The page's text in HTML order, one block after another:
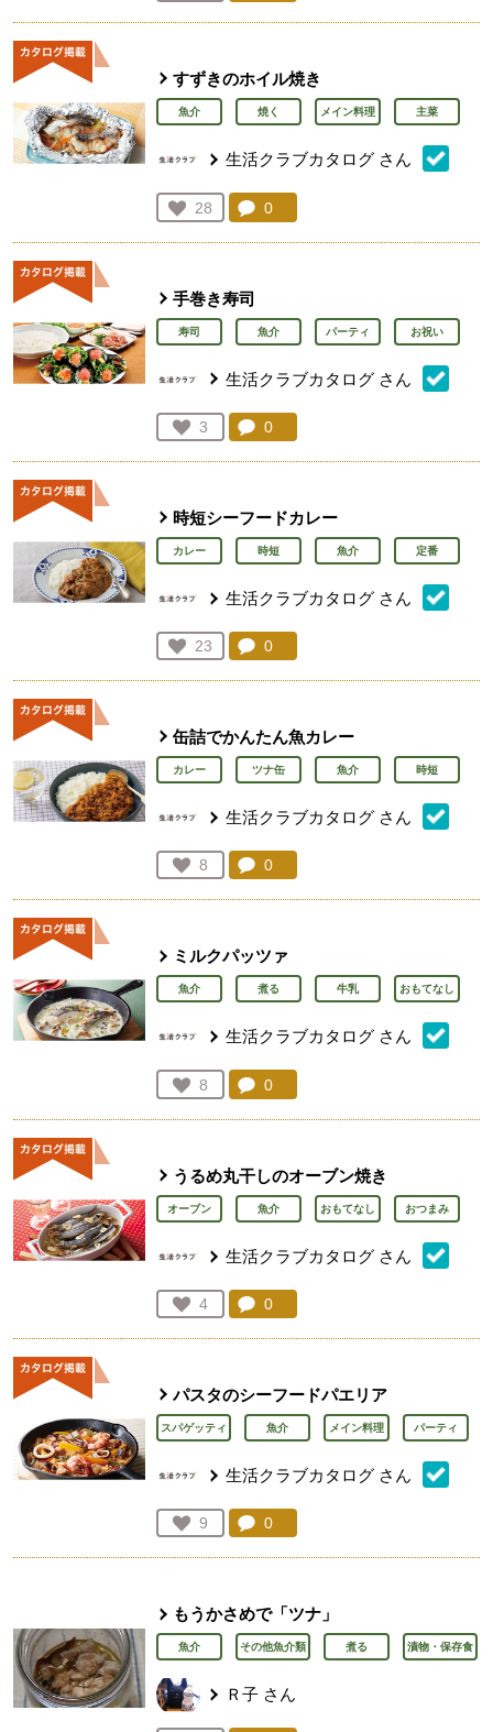
人が登録
すずきのホイル焼き
魚介 焼く メイン料理 主菜
生活クラブカタログ さん
お気に入り登録：
28
人が登録
コメント：
0
手巻き寿司
寿司 魚介 パーティ お祝い
生活クラブカタログ さん
お気に入り登録：
3
人が登録
コメント：
0
時短シーフードカレー
カレー 時短 魚介 定番
生活クラブカタログ さん
お気に入り登録：
23
人が登録
コメント：
0
缶詰でかんたん魚カレー
カレー ツナ缶 魚介 時短
生活クラブカタログ さん
お気に入り登録：
8
人が登録
コメント：
0
ミルクパッツァ
魚介 煮る 牛乳 おもてなし
生活クラブカタログ さん
お気に入り登録：
8
人が登録
コメント：
0
うるめ丸干しのオーブン焼き
オーブン 魚介 おもてなし おつまみ
生活クラブカタログ さん
お気に入り登録：
4
人が登録
コメント：
0
パスタのシーフードパエリア
スパゲッティ 魚介 メイン料理 パーティ
生活クラブカタログ さん
お気に入り登録：
9
人が登録
コメント：
0
もうかさめで「ツナ」
魚介 その他魚介類 煮る 漬物・保存食
Ｒ子 さん